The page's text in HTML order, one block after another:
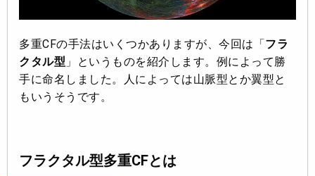
多重CFの手法はいくつかありますが、今回は「フラ
クタル型 」というものを紹介します。例によって勝
手に命名しました。人によっては山脈型とか翼型と
もいうそうです。
フラクタル型多重CFとは